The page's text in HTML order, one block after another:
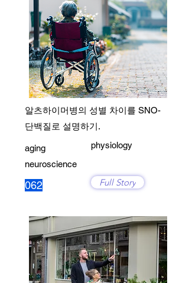
알츠하이머병의 성별 차이를 SNO-
단백질로 설명하기.
aging
neuroscience
062
physiology
Full Story